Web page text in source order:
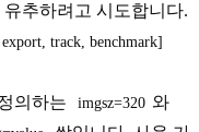
유추하려고 시도합니다.
track, benchmark]
의하는 imgsz=320 와